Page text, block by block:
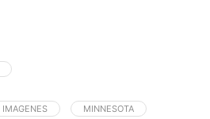
IMAGENES MINNESOTA